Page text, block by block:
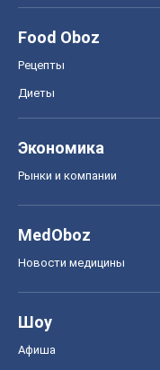
Food Oboz
Рецепты
Диеты
Экономика
Рынки и компании
MedOboz
Новости медицины
Шоу
Афиша